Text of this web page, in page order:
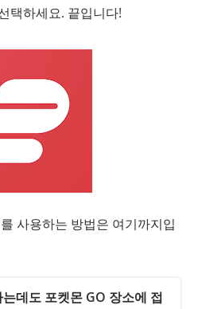
택하세요. 끝입니다!
사용하는 방법은 여기까지입
데도 포켓몬 GO 장소에 접